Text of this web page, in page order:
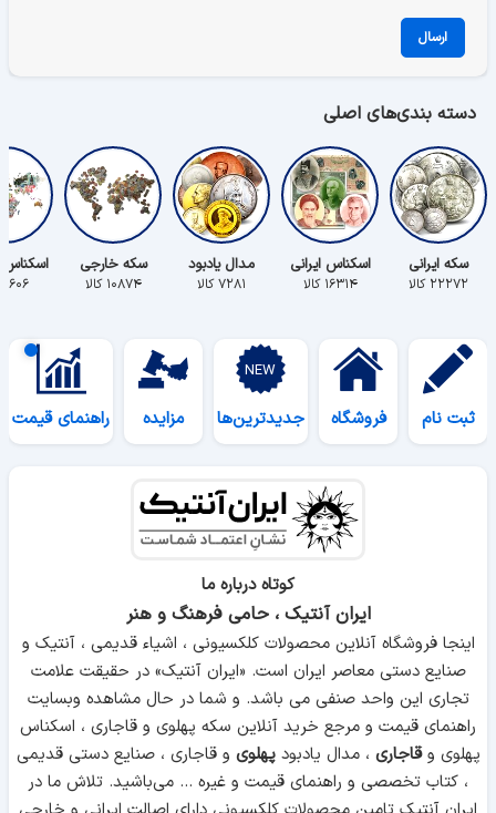
ارسال
دسته بندی‌های اصلی
سکه ایرانی
۲۲۲۷۲ کالا
اسکناس ایرانی
۱۶۳۱۴ کالا
مدال یادبود
۷۲۸۱ کالا
سکه خارجی
۱۰۸۷۴ کالا ۵۶۰۶ کالا
ثبت نام فروشگاه جدیدترین‌ها مزایده راهنمای قیمت
کوتاه درباره ما
ایران آنتیک ، حامی فرهنگ و هنر
اینجا فروشگاه آنلاین محصولات کلکسیونی ، اشیاء قدیمی ، آنتیک و
صنایع دستی معاصر ایران است. «ایران آنتیک» در حقیقت علامت
تجاری این واحد صنفی می باشد. و شما در حال مشاهده وبسایت
راهنمای قیمت و مرجع خرید آنلاین سکه پهلوی و قاجاری ، اسکناس
پهلوی وقاجاری ، مدال یادبودپهلوی و قاجاری ، صنایع دستی قدیمی
، کتاب تخصصی و راهنمای قیمت و غیره ... می‌باشید. تلاش ما در